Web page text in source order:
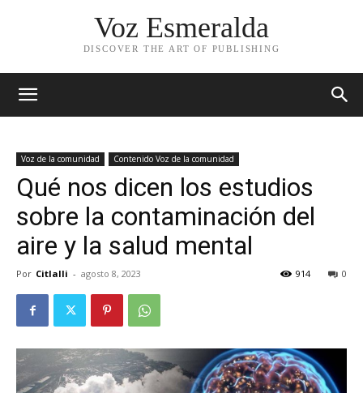
Voz Esmeralda
DISCOVER THE ART OF PUBLISHING
Voz de la comunidad Contenido Voz de la comunidad
Qué nos dicen los estudios
sobre la contaminación del
aire y la salud mental
Por Citlalli - agosto 8, 2023 0
914